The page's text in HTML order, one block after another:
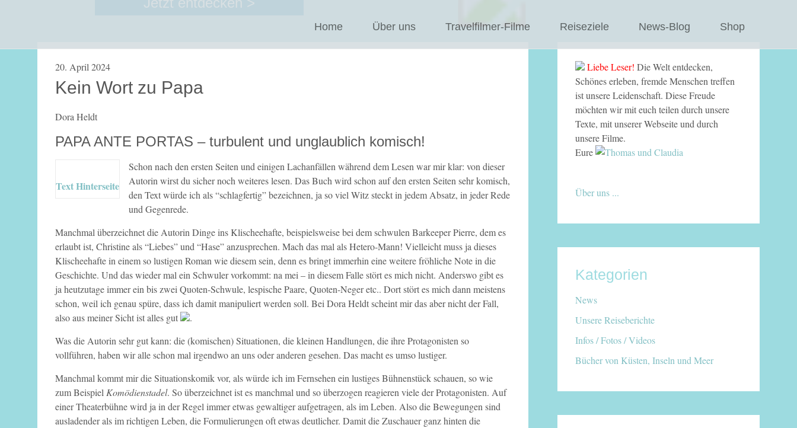
Home Über uns Travelfilmer-Filme Reiseziele News-Blog Shop
20. April 2024
Kein Wort zu Papa
Dora Heldt
PAPA ANTE PORTAS – turbulent und unglaublich komisch!
Text Hinterseite
Schon nach den ersten Seiten und einigen Lachanfällen während dem Lesen war mir klar: von dieser
Autorin wirst du sicher noch weiteres lesen. Das Buch wird schon auf den ersten Seiten sehr komisch,
den Text würde ich als “schlagfertig” bezeichnen, ja so viel Witz steckt in jedem Absatz, in jeder Rede
und Gegenrede.
Manchmal überzeichnet die Autorin Dinge ins Klischeehafte, beispielsweise bei dem schwulen Barkeeper Pierre, dem es
erlaubt ist, Christine als “Liebes” und “Hase” anzusprechen. Mach das mal als Hetero-Mann! Vielleicht muss ja dieses
Klischeehafte in einem so lustigen Roman wie diesem sein, denn es bringt immerhin eine weitere fröhliche Note in die
Geschichte. Und das wieder mal ein Schwuler vorkommt: na mei – in diesem Falle stört es mich nicht. Anderswo gibt es
ja heutzutage immer ein bis zwei Quoten-Schwule, lespische Paare, Quoten-Neger etc.. Dort stört es mich dann meistens
schon, weil ich genau spüre, dass ich damit manipuliert werden soll. Bei Dora Heldt scheint mir das aber nicht der Fall,
also aus meiner Sicht ist alles gut
.
Was die Autorin sehr gut kann: die (komischen) Situationen, die kleinen Handlungen, die ihre Protagonisten so
vollführen, haben wir alle schon mal irgendwo an uns oder anderen gesehen. Das macht es umso lustiger.
Manchmal kommt mir die Situationskomik vor, als würde ich im Fernsehen ein lustiges Bühnenstück schauen, so wie
zum Beispiel Komödienstadel. So überzeichnet ist es manchmal und so überzogen reagieren viele der Protagonisten. Auf
einer Theaterbühne wird ja in der Regel immer etwas gewaltiger aufgetragen, als im Leben. Also die Bewegungen sind
ausladender als im richtigen Leben, die Formulierungen oft etwas deutlicher. Damit die Zuschauer ganz hinten die
Liebe Leser! Die Welt entdecken,
Schönes erleben, fremde Menschen treffen
ist unsere Leidenschaft. Diese Freude
möchten wir mit euch teilen durch unsere
Texte, mit unserer Webseite und durch
unsere Filme.
Eure
Über uns ...
Kategorien
News
Unsere Reiseberichte
Infos / Fotos / Videos
Bücher von Küsten, Inseln und Meer